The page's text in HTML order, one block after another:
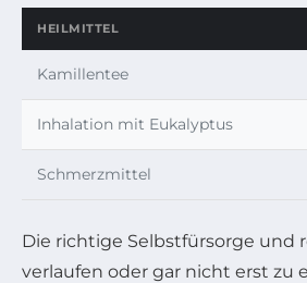
HEILMITTEL
Kamillentee
Inhalation mit Eukalyptus
Schmerzmittel
Die richtige Selbstfürsorge
verlaufen oder gar nicht erst zu